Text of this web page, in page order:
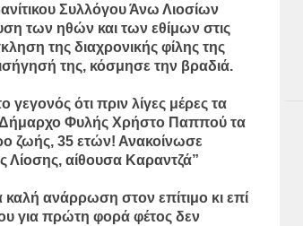
Συλλόγου Άνω Λιοσίων
των ηθών και των εθίμων στις
της διαχρονικής φίλης της
της, κόσμησε την βραδιά.
ότι πριν λίγες μέρες τα
Δήμαρχο Φυλής Χρήστο Παππού τα
ζωής, 35 ετών! Ανακοίνωσε
Λίοσης, αίθουσα Καραντζά”
ανάρρωση στον επίτιμο κι επί
για πρώτη φορά φέτος δεν